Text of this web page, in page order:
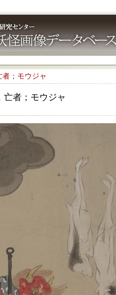
者；モウジャ
亡者；モウジャ